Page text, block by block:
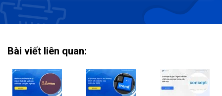
Bài viết liên quan: